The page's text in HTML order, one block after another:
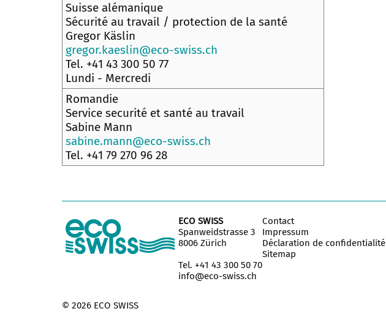
Suisse alémanique
Sécurité au travail / protection de la santé
Gregor Käslin
gregor.kaeslin@eco-swiss.ch
Tel. +41 43 300 50 77
Lundi - Mercredi
Romandie
Service securité et santé au travail
Sabine Mann
sabine.mann@eco-swiss.ch
Tel. +41 79 270 96 28‬
ECO SWISS
Spanweidstrasse 3
8006 Zürich
Tel. +41 43 300 50 70
info@eco-swiss.ch
Contact
Impressum
Déclaration de confidentialité
Sitemap
© 2026 ECO SWISS